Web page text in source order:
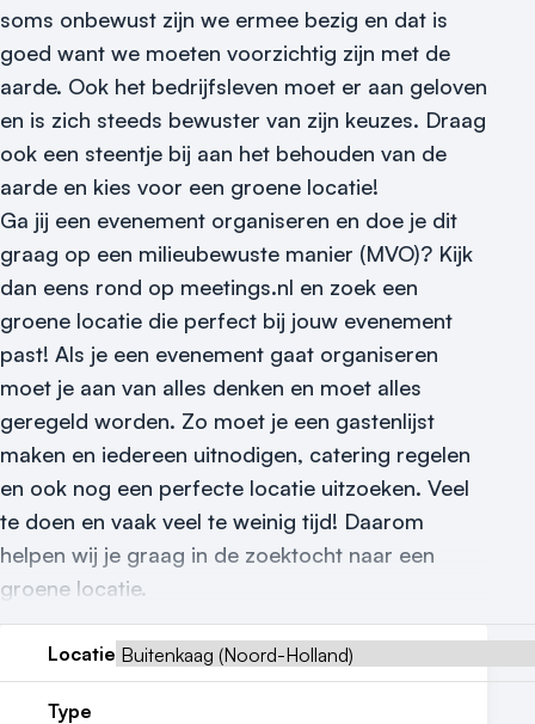
Vraag locatie aan
Locatiegids
Meld locatie aan
Nieuws
Reviews (5⭐️)
Contact
soms onbewust zijn we ermee bezig en dat is
goed want we moeten voorzichtig zijn met de
aarde. Ook het bedrijfsleven moet er aan geloven
en is zich steeds bewuster van zijn keuzes. Draag
ook een steentje bij aan het behouden van de
aarde en kies voor een groene locatie!
Ga jij een evenement organiseren en doe je dit
graag op een milieubewuste manier (MVO)? Kijk
dan eens rond op meetings.nl en zoek een
groene locatie die perfect bij jouw evenement
past! Als je een evenement gaat organiseren
moet je aan van alles denken en moet alles
geregeld worden. Zo moet je een gastenlijst
maken en iedereen uitnodigen, catering regelen
en ook nog een perfecte locatie uitzoeken. Veel
te doen en vaak veel te weinig tijd! Daarom
helpen wij je graag in de zoektocht naar een
groene locatie.
Locatie
Type